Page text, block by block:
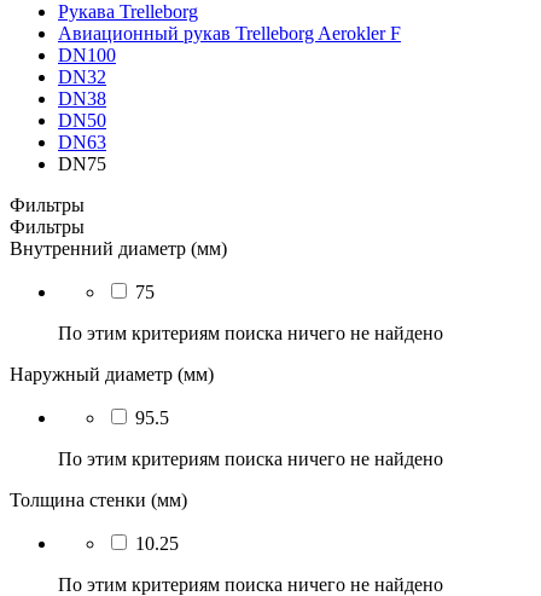
Рукава Trelleborg
Авиационный рукав Trelleborg Aerokler F
DN100
DN32
DN38
DN50
DN63
DN75
Фильтры
Фильтры
Внутренний диаметр (мм)
75
По этим критериям поиска ничего не найдено
Наружный диаметр (мм)
95.5
По этим критериям поиска ничего не найдено
Толщина стенки (мм)
10.25
По этим критериям поиска ничего не найдено